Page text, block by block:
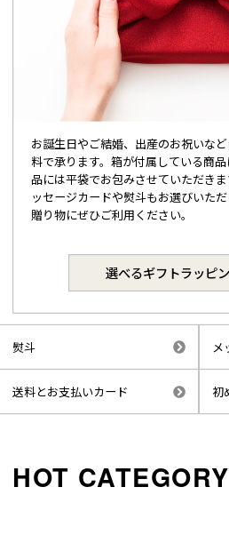
お誕生日やご結婚、出産のお祝いな
料で承ります。箱が付属している商
品には平袋でお包みさせていただき
ッセージカードや熨斗もお選びいた
贈り物にぜひご利用ください。
選べるギフトラッピ
熨斗 メ
送料とお支払いカード 初